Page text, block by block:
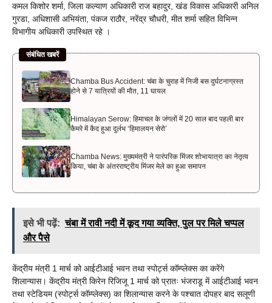
कमल किशोर शर्मा, जिला कल्याण अधिकारी राज बहादुर, खंड विकास अधिकारी अनिल
गुरडा, अधिशासी अभियंता, पंकज राठौर, नरेंद्र चौधरी, मीत शर्मा सहित विभिन्न
विभागीय अधिकारी उपस्थित रहे ।
संबंधित खबरें
Chamba Bus Accident: चंबा के चुराह में निजी बस दुर्घटनाग्रस्त
होने से 7 यात्रियों की मौत, 11 घायल
Himalayan Serow: हिमाचल के जंगलों में 20 साल बाद पहली बार
कैमरे में कैद हुआ दुर्लभ ‘हिमालयन सेरो’
Chamba News: मुख्यमंत्री ने पारंपरिक मिंजर शोभायात्रा का नेतृत्व
किया, चंबा के अंतरराष्ट्रीय मिंजर मेले का हुआ समापन
इसे भी पढ़ें: चंबा में रावी नदी में कूद गया व्‍यक्ति, पुल पर मिले चप्‍पल
और पैसे
केंद्रीय मंत्री 1 मार्च को आईटीआई भवन तथा स्पोर्ट्स कॉम्प्लेक्स का करेंगे
शिलान्यास। केंद्रीय मंत्री किरेन रिजिजू 1 मार्च को प्रातः भंजराडू में आईटीआई भवन
तथा स्टेडियम (स्पोर्ट्स कॉम्प्लेक्स) का शिलान्यास करने के पश्चात दोपहर बाद सलूणी